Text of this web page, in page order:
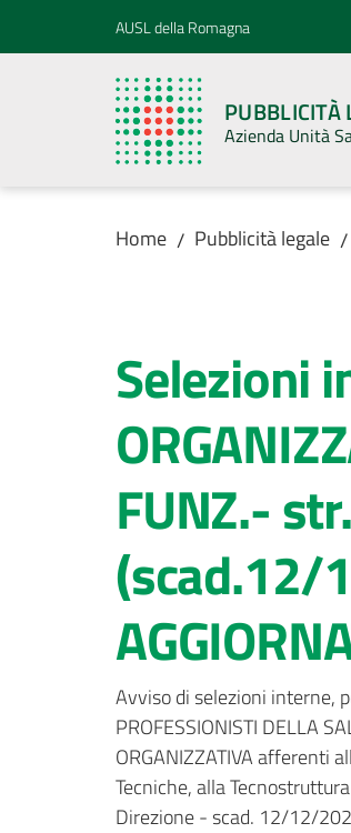
Vai al contenuto
Vai alla navigazioneAUSL della Romagna
PUBBLICITÀ
Azienda Unità
Home / Pubblicità legale /
Selezioni
FUNZ.-
(scad.12/
Avviso di selezioni interne,
PROFESSIONISTI DELLA
ORGANIZZATIVA afferenti
Tecniche, alla
Direzione - scad. 12/12/